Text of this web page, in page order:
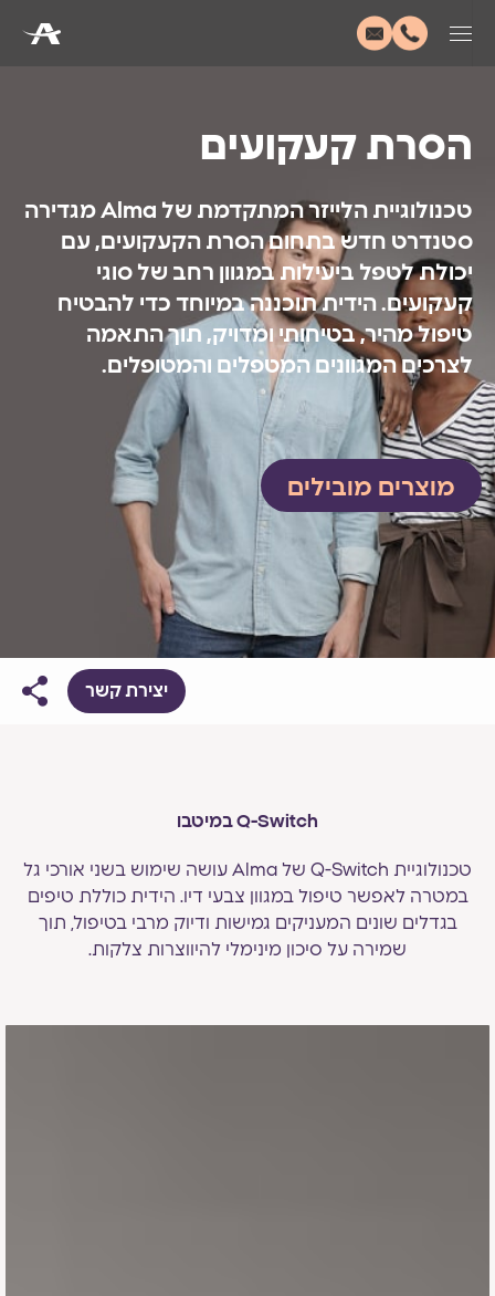
הסרת קעקועים
טכנולוגיית הלייזר המתקדמת של Alma מגדירה
סטנדרט חדש בתחום הסרת הקעקועים, עם
יכולת לטפל ביעילות במגוון רחב של סוגי
קעקועים. הידית תוכננה במיוחד כדי להבטיח
טיפול מהיר, בטיחותי ומדויק, תוך התאמה
לצרכים המגוונים המטפלים והמטופלים.
מוצרים מובילים
יצירת קשר
Q-Switch במיטבו
טכנולוגיית Q-Switch של Alma עושה שימוש בשני אורכי גל
במטרה לאפשר טיפול במגוון צבעי דיו. הידית כוללת טיפים
בגדלים שונים המעניקים גמישות ודיוק מרבי בטיפול, תוך
שמירה על סיכון מינימלי להיווצרות צלקות.